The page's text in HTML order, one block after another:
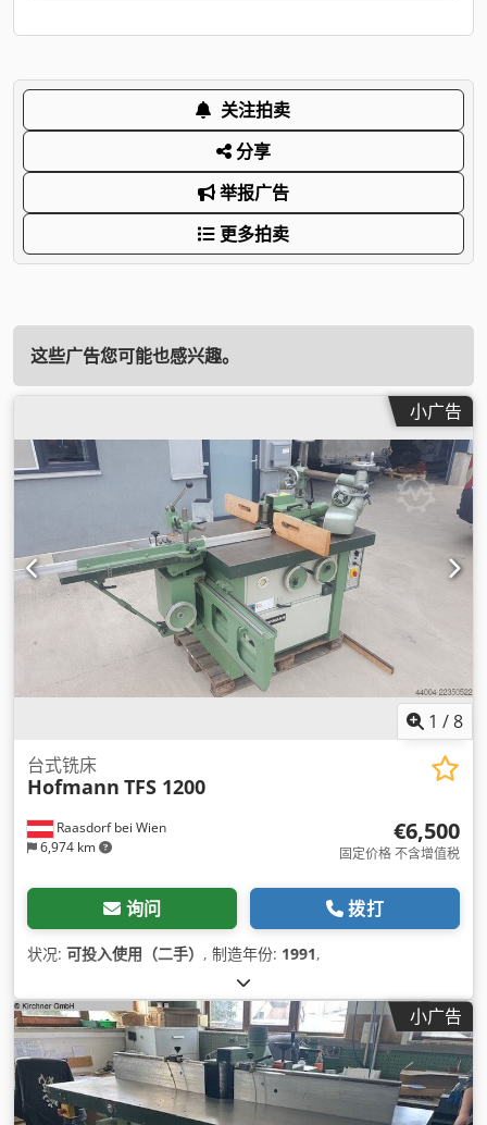
关注拍卖
分享
举报广告
更多拍卖
这些广告您可能也感兴趣。
小广告
1 /8
Raasdorf bei Wien
6,974 km
台式铣床
Hofmann TFS 1200
€6,500
固定价格 不含增值税
询问 拨打
状况: 可投入使用（二手） , 制造年份: 1991,
小广告